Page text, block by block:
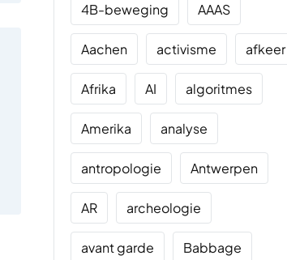
4B-beweging AAAS
Aachen activisme afkeer
Afrika AI algoritmes
Amerika analyse
antropologie Antwerpen
AR archeologie
avant garde Babbage